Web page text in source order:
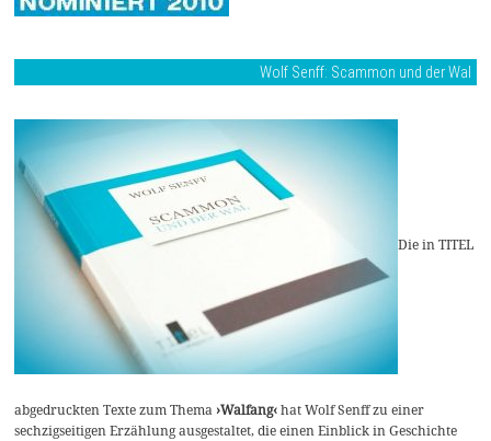
Wolf Senff: Scammon und der Wal
Die in TITEL
abgedruckten Texte zum Thema›Walfang‹hat Wolf Senff zu einer
sechzigseitigen Erzählung ausgestaltet, die einen Einblick in Geschichte